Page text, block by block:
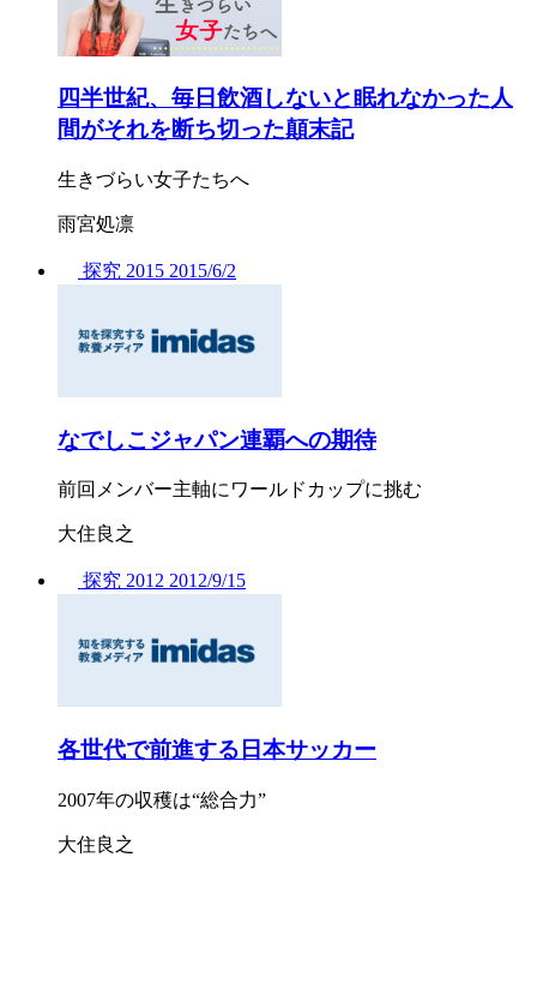
四半世紀、毎日飲酒しないと眠れなかった人
間がそれを断ち切った顛末記
生きづらい女子たちへ
雨宮処凛
探究 2015 2015/6/2
なでしこジャパン連覇への期待
前回メンバー主軸にワールドカップに挑む
大住良之
探究 2012 2012/9/15
各世代で前進する日本サッカー
2007年の収穫は“総合力”
大住良之